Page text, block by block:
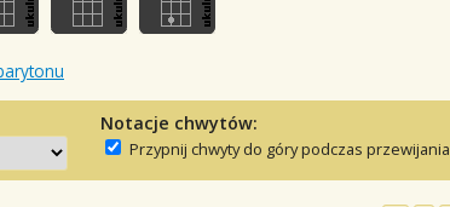
Notacje chwytów:
Przypnij chwyty do góry podczas przewijania